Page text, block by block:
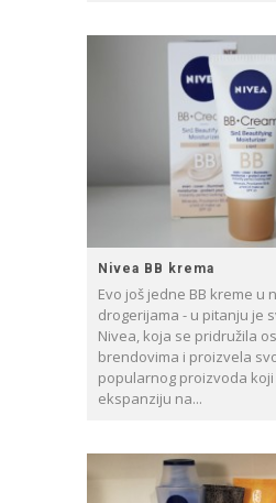
Nivea BB krema
Evo još jedne BB kreme u
drogerijama - u pitanju je
Nivea, koja se pridružila
brendovima i proizvela
popularnog proizvoda
ekspanziju na...